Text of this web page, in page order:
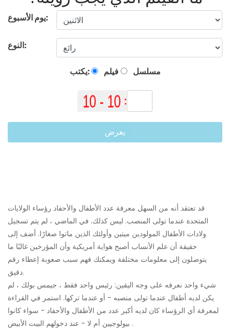
يوم الأسبوع:
النوع:
يكتب: فيلم مسلسل
يعرض
قد تعتقد أنه من السهل معرفة عدد الأطفال والأحفاد رؤساء الولايات
المتحدة عندما تولى المنصب. ليس كذلك. في الماضي ، لم يتم تسجيل
ولادات الأطفال المولودين ميتين وأولئك الذين ماتوا صغارًا. أضف إلى
حقيقة أن علم الأنساب أصبح هواية أمريكية وأن المؤرخين غالبًا ما
يتوصلون إلى معلومات مختلفة ويمكنك فهم سبب صعوبة إعطاء رقم
دقيق.
شيء واحد نعرفه على وجه اليقين: رئيس واحد فقط ، جيمس بولك ، لم
يكن لديه أطفال عندما تولى منصبه - أو عندما تركها. استمر في القراءة
لمعرفة أي الرؤساء كان لديه أكبر عدد من الأطفال والأحفاد - سواء كانوا
بيولوجيين أم لا - عند دخولهم البيت الأبيض .